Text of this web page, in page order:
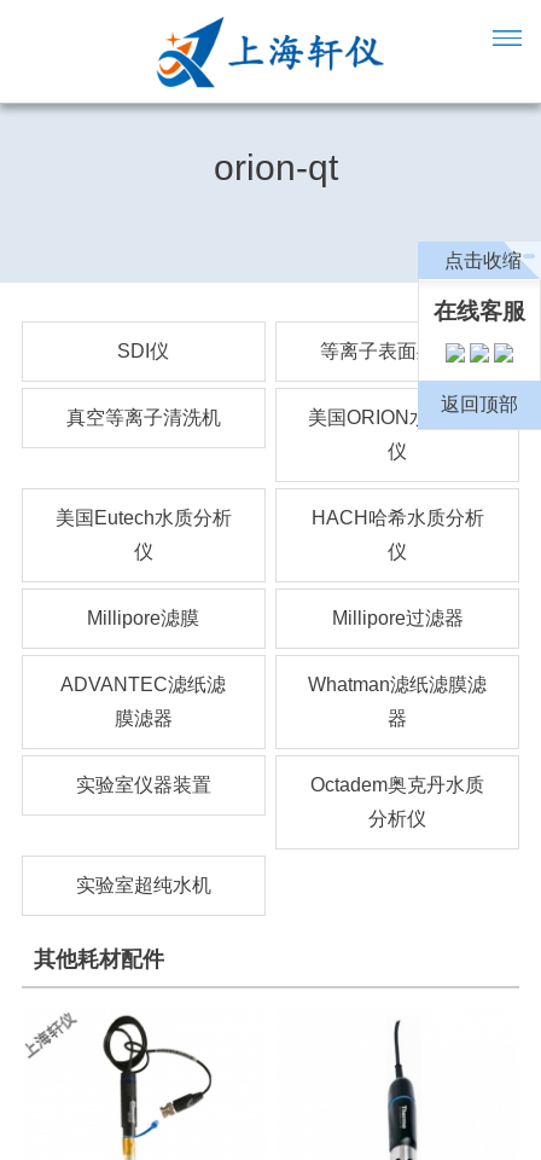
orion-qt
SDI仪 等离子表面处理机
真空等离子清洗机
美国ORION水质分析
仪
美国Eutech水质分析
仪
HACH哈希水质分析
仪
Millipore滤膜 Millipore过滤器
ADVANTEC滤纸滤
膜滤器
Whatman滤纸滤膜滤
器
实验室仪器装置
Octadem奥克丹水质
分析仪
实验室超纯水机
其他耗材配件
点击收缩
在线客服
返回顶部